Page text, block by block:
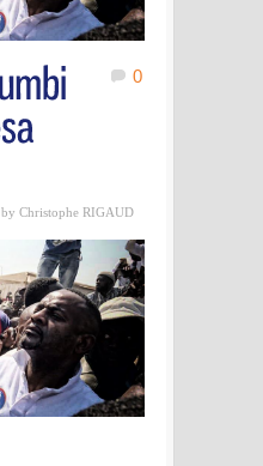
0
by Christophe RIGAUD